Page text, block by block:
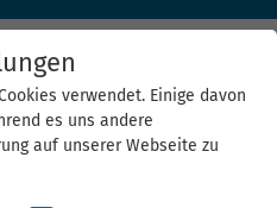
verwendet. Einige davon
es uns andere
auf unserer Webseite zu